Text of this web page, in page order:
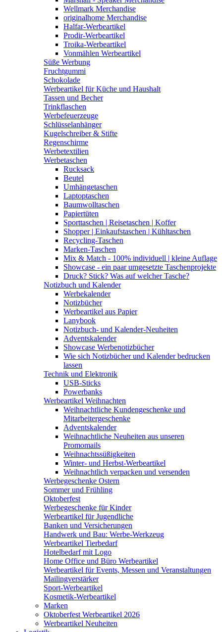
Wellmark Merchandise
originalhome Merchandise
Halfar-Werbeartikel
Prodir-Werbeartikel
Troika-Werbeartikel
Vonmählen Werbeartikel
Süße Werbung
Fruchtgummi
Schokolade
Werbeartikel für Küche und Haushalt
Tassen und Becher
Trinkflaschen
Werbefeuerzeuge
Schlüsselanhänger
Kugelschreiber & Stifte
Regenschirme
Werbetextilien
Werbetaschen
Rucksack
Beutel
Umhängetaschen
Laptoptaschen
Baumwolltaschen
Papiertüten
Sporttaschen | Reisetaschen | Koffer
Shopper | Einkaufstaschen | Kühltaschen
Recycling-Taschen
Marken-Taschen
Mix & Match - 100% individuell | kleine Auflage
Showcase - ein paar umgesetzte Taschenprojekte
Druck? Stick? Was auf welcher Tasche?
Notizbuch und Kalender
Werbekalender
Notizbücher
Werbeartikel aus Papier
Lanybook
Notizbuch- und Kalender-Neuheiten
Adventskalender
Showcase Werbenotizbücher
Wie sich Notizbücher und Kalender bedrucken
lassen
Technik und Elektronik
USB-Sticks
Powerbanks
Werbeartikel Weihnachten
Weihnachtliche Kundengeschenke und
Mitarbeitergeschenke
Adventskalender
Weihnachtliche Neuheiten aus unseren
Promomails
Weihnachtssüßigkeiten
Winter- und Herbst-Werbeartikel
Weihnachtlich verpacken und versenden
Werbegeschenke Ostern
Sommer und Frühling
Oktoberfest
Werbegeschenke für Kinder
Werbeartikel für Jugendliche
Banken und Versicherungen
Handwerk und Bau: Werbe-Werkzeug
Werbeartikel Tierbedarf
Hotelbedarf mit Logo
Home Office und Büro Werbeartikel
Werbeartikel für Events, Messen und Veranstaltungen
Mailingverstärker
Sport-Werbeartikel
Kosmetik-Werbeartikel
Marken
Oktoberfest Werbeartikel 2026
Werbeartikel Neuheiten